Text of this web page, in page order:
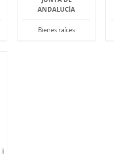
ANDALUCÍA
Bienes raíces